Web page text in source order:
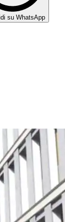
su WhatsApp